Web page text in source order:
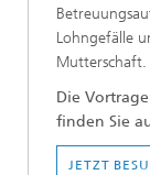
Lohngefälle
Mutterschaft.
Die
finden Sie
JETZT